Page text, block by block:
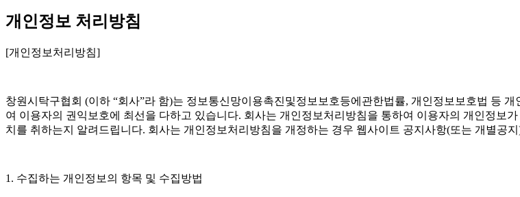
개인정보 처리방침
[개인정보처리방침]
창원시탁구협회 (이하 “회사”라 함)는 정보통신망이용촉진및정보보호등에관한법률, 개인정보보호법 등
여 이용자의 권익보호에 최선을 다하고 있습니다. 회사는 개인정보처리방침을 통하여 이용자의 개인정보
치를 취하는지 알려드립니다. 회사는 개인정보처리방침을 개정하는 경우 웹사이트 공지사항(또는 개별공
1. 수집하는 개인정보의 항목 및 수집방법